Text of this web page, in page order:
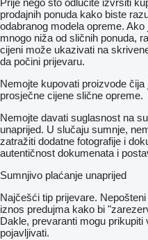
Prije nego što odlučite izvršiti
prodajnih ponuda kako biste
odabranog modela opreme.
mnogo niža od sličnih ponuda,
cijeni može ukazivati ​​na
da počini prijevaru.
Nemojte kupovati proizvode
prosječne cijene slične opreme.
Nemojte davati suglasnost na
unaprijed. U slučaju sumnje,
zatražiti dodatne fotografije i
autentičnost dokumenata i
Sumnjivo plaćanje unaprijed
Najčešći tip prijevare.
iznos predujma kako bi
Dakle, prevaranti mogu
pojavljivati.